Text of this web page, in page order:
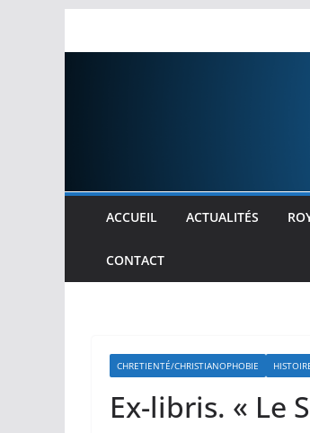
ACCUEIL ACTUALITÉS
CONTACT
CHRETIENTÉ/CHRISTIANOPHOBIE
Ex-libris. « Le